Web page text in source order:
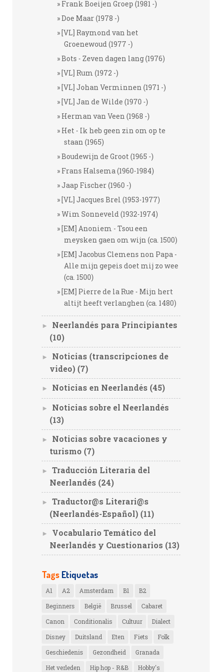
Frank Boeijen Groep (1981 -)
Doe Maar (1978 -)
[VL] Raymond van het
Groenewoud (1977 -)
Bots - Zeven dagen lang (1976)
[VL] Rum (1972 -)
[VL] Johan Verminnen (1971 -)
[VL] Jan de Wilde (1970 -)
Herman van Veen (1968 -)
Het - Ik heb geen zin om op te
staan (1965)
Boudewijn de Groot (1965 -)
Frans Halsema (1960-1984)
Jaap Fischer (1960 -)
[VL] Jacques Brel (1953-1977)
Wim Sonneveld (1932-1974)
[EM] Anoniem - Tsou een
meysken gaen om wijn (ca. 1500)
[EM] Jacobus Clemens non Papa -
Alle mijn gepeis doet mij zo wee
(ca. 1500)
[EM] Pierre de la Rue - Mijn hert
altijt heeft verlanghen (ca. 1480)
►
Neerlandés para Principiantes
(10)
►
Noticias (transcripciones de
video) (7)
► Noticias en Neerlandés (45)
►
Noticias sobre el Neerlandés
(13)
►
Noticias sobre vacaciones y
turismo (7)
►
Traducción Literaria del
Neerlandés (24)
►
Traductor@s Literari@s
(Neerlandés-Español) (11)
►
Vocabulario Temático del
Neerlandés y Cuestionarios (13)
Tags Etiquetas
A1 A2 Amsterdam B1
B2
Beginners
België Brussel
Cabaret
Canon
Conditionalis Cultuur
Dialect
Disney
Duitsland Eten Fiets
Folk
Geschiedenis
Gezondheid
Granada
Het verleden
Hip hop - R&B
Hobby's